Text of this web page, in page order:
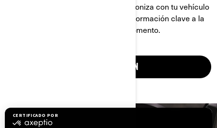
de tu vehículo. La aplicación se sincroniza con tu vehículo
mientras conduces, almacenando información clave a la
que puedes acceder en cualquier momento.
MÁS INFORMACIÓN